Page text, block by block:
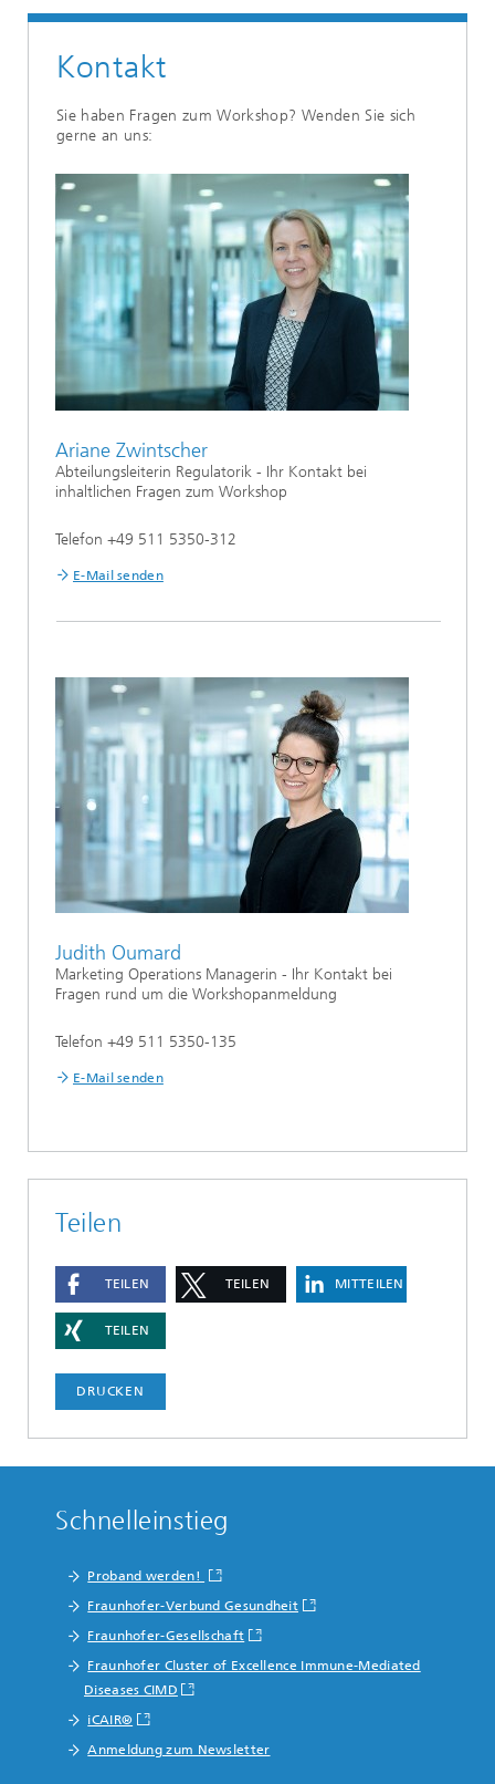
Kontakt
Sie haben Fragen zum Workshop? Wenden Sie sich
gerne an uns:
Ariane Zwintscher
Abteilungsleiterin Regulatorik - Ihr Kontakt bei
inhaltlichen Fragen zum Workshop
Telefon +49 511 5350-312
E-Mail senden
Judith Oumard
Marketing Operations Managerin - Ihr Kontakt bei
Fragen rund um die Workshopanmeldung
Telefon +49 511 5350-135
E-Mail senden
Teilen
TEILEN TEILEN MITTEILEN
TEILEN
DRUCKEN
Schnelleinstieg
Proband werden!
Fraunhofer-Verbund Gesundheit
Fraunhofer-Gesellschaft
Fraunhofer Cluster of Excellence Immune-Mediated
Diseases CIMD
iCAIR®
Anmeldung zum Newsletter